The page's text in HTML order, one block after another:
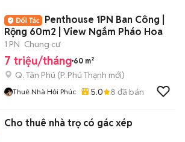
Penthouse 1PN Ban Công |
Rộng 60m2 | View Ngắm Pháo Hoa
1 PN Chung cư
7 triệu/tháng 60 m²
Q. Tân Phú (P. Phú Thạnh mới)
Thuê Nhà Hỏi Phúc 5.0 8 đã bán
Cho thuê nhà trọ có gác xép